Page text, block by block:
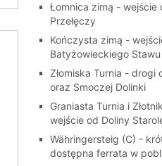
Łomnica zimą - wejście
Przełęczy
Kończysta zimą -
Batyżowieckiego Stawu
Złomiska Turnia - drogi
oraz Smoczej Dolinki
Graniasta Turnia i
wejście od Doliny
Währingersteig (C) -
dostępna ferrata w